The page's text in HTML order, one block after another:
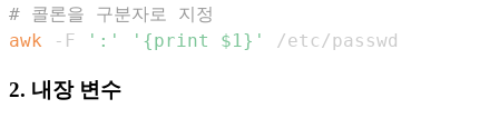
# 콜론을 구분자로 지정
awk -F ':' '{print $1}' /etc/passwd
2. 내장 변수